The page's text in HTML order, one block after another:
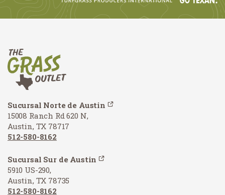
Sucursal Norte de Austin
15008 Ranch Rd 620 N,
Austin, TX 78717
512-580-8162
Sucursal Sur de Austin
5910 US-290,
Austin, TX 78735
512-580-8162